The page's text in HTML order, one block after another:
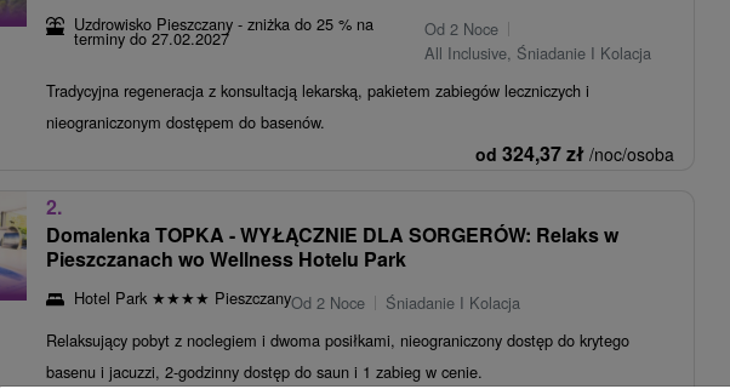
Uzdrowisko Pieszczany - zniżka do 25 % na
terminy do 27.02.2027
Od 2 Noce
All Inclusive, Śniadanie I Kolacja
Tradycyjna regeneracja z konsultacją lekarską, pakietem zabiegów leczniczych i
nieograniczonym dostępem do basenów.
od 324,37zł /noc/osoba
2.
Domalenka TOPKA - WYŁĄCZNIE DLA SORGERÓW: Relaks w
Pieszczanach wo Wellness Hotelu Park
Hotel Park ★★★★ PieszczanyOd 2 Noce
Śniadanie I Kolacja
Relaksujący pobyt z noclegiem i dwoma posiłkami, nieograniczony dostęp do krytego
basenu i jacuzzi, 2-godzinny dostęp do saun i 1 zabieg w cenie.